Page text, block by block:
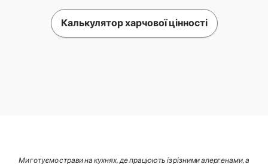
Калькулятор харчової цінності
Ми готуємо страви на кухнях, де працюють із різними алергенами, а